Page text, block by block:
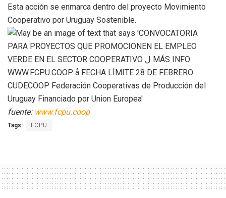
Esta acción se enmarca dentro del proyecto Movimiento
Cooperativo por Uruguay Sostenible.
fuente: www.fcpu.coop
Tags: FCPU